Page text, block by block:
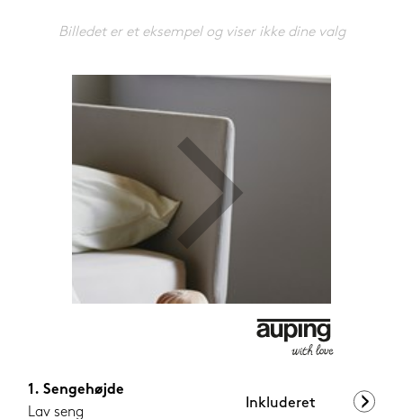
Billedet er et eksempel og viser ikke dine valg
Sengehøjde
Lav seng
Inkluderet